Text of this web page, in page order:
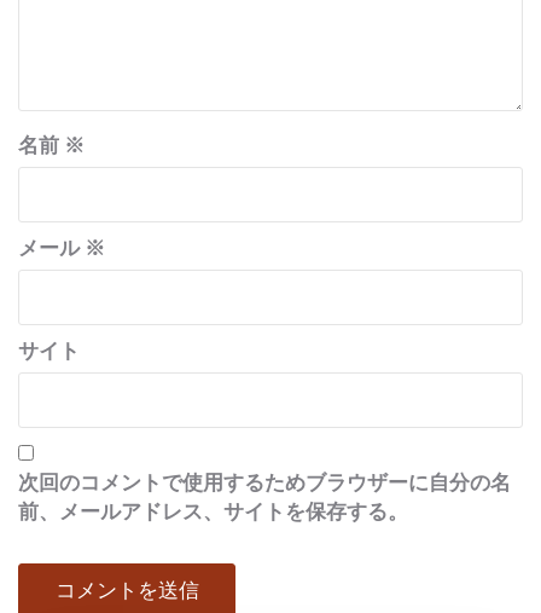
名前 ※
メール ※
サイト
次回のコメントで使用するためブラウザーに自分の名
前、メールアドレス、サイトを保存する。